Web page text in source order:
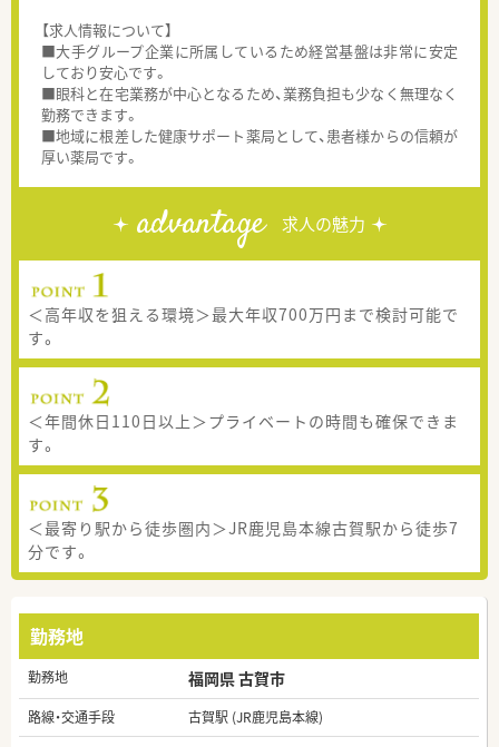
【求人情報について】
■大手グループ企業に所属しているため経営基盤は非常に安定
しており安心です。
■眼科と在宅業務が中心となるため、業務負担も少なく無理なく
勤務できます。
■地域に根差した健康サポート薬局として、患者様からの信頼が
厚い薬局です。
advantage 求人の魅力
＜高年収を狙える環境＞最大年収700万円まで検討可能で
す。
＜年間休日110日以上＞プライベートの時間も確保できま
す。
＜最寄り駅から徒歩圏内＞JR鹿児島本線古賀駅から徒歩7
分です。
勤務地
勤務地 福岡県 古賀市
路線・交通手段
古賀駅 (JR鹿児島本線)